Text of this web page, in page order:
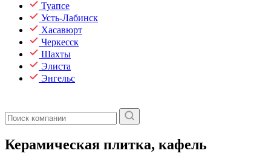
Туапсе
Усть-Лабинск
Хасавюрт
Черкесск
Шахты
Элиста
Энгельс
Керамическая плитка, кафель